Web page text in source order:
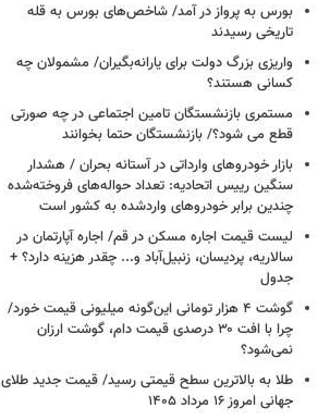
بورس به پرواز در آمد/ شاخص‌های بورس به قله
تاریخی رسیدند
واریزی بزرگ دولت برای یارانه‌بگیران/ مشمولان چه
کسانی هستند؟
مستمری بازنشستگان تامین اجتماعی در چه صورتی
قطع می شود؟/ بازنشستگان حتما بخوانند
بازار خودروهای وارداتی در آستانه بحران / هشدار
سنگین رییس اتحادیه: تعداد حواله‌های فروخته‌شده
چندین برابر خودروهای واردشده به کشور است
لیست قیمت اجاره مسکن در قم/ اجاره آپارتمان در
سالاریه، پردیسان، زنبیل‌آباد و... چقدر هزینه دارد؟ +
جدول
گوشت ۴ هزار تومانی این‌گونه میلیونی قیمت خورد/
چرا با افت ۳۰ درصدی قیمت دام، گوشت ارزان
نمی‌شود؟
طلا به بالاترین سطح قیمتی رسید/ قیمت جدید طلای
جهانی امروز ۱۶ مرداد ۱۴۰۵